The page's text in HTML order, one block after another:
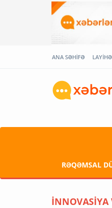
ANA SƏHİFƏ
RƏQƏMSAL
İNNOVASİYA